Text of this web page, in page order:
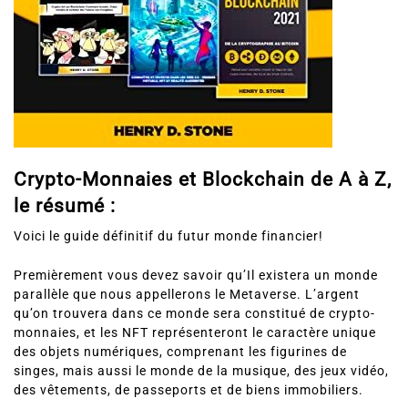
Crypto-Monnaies et Blockchain de A à Z,
le résumé :
Voici le guide définitif du futur monde financier!
Premièrement vous devez savoir qu’Il existera un monde
parallèle que nous appellerons le Metaverse. L’argent
qu’on trouvera dans ce monde sera constitué de crypto-
monnaies, et les NFT représenteront le caractère unique
des objets numériques, comprenant les figurines de
singes, mais aussi le monde de la musique, des jeux vidéo,
des vêtements, de passeports et de biens immobiliers.